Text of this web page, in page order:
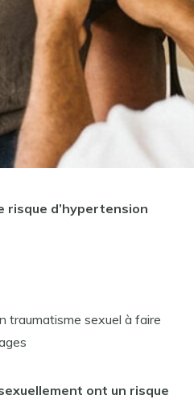
risque d’hypertension
traumatisme sexuel à faire
ont un risque